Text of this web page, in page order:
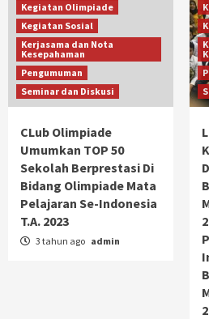
Kegiatan Olimpiade
Kegiatan Sosial
Kerjasama dan Nota
Kesepahaman
Pengumuman
Seminar dan Diskusi
CLub Olimpiade
Umumkan TOP 50
Sekolah Berprestasi Di
Bidang Olimpiade Mata
Pelajaran Se-Indonesia
T.A. 2023
3 tahun ago admin